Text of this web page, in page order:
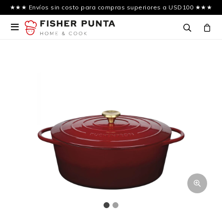
★★★ Envíos sin costo para compras superiores a USD100 ★★★
